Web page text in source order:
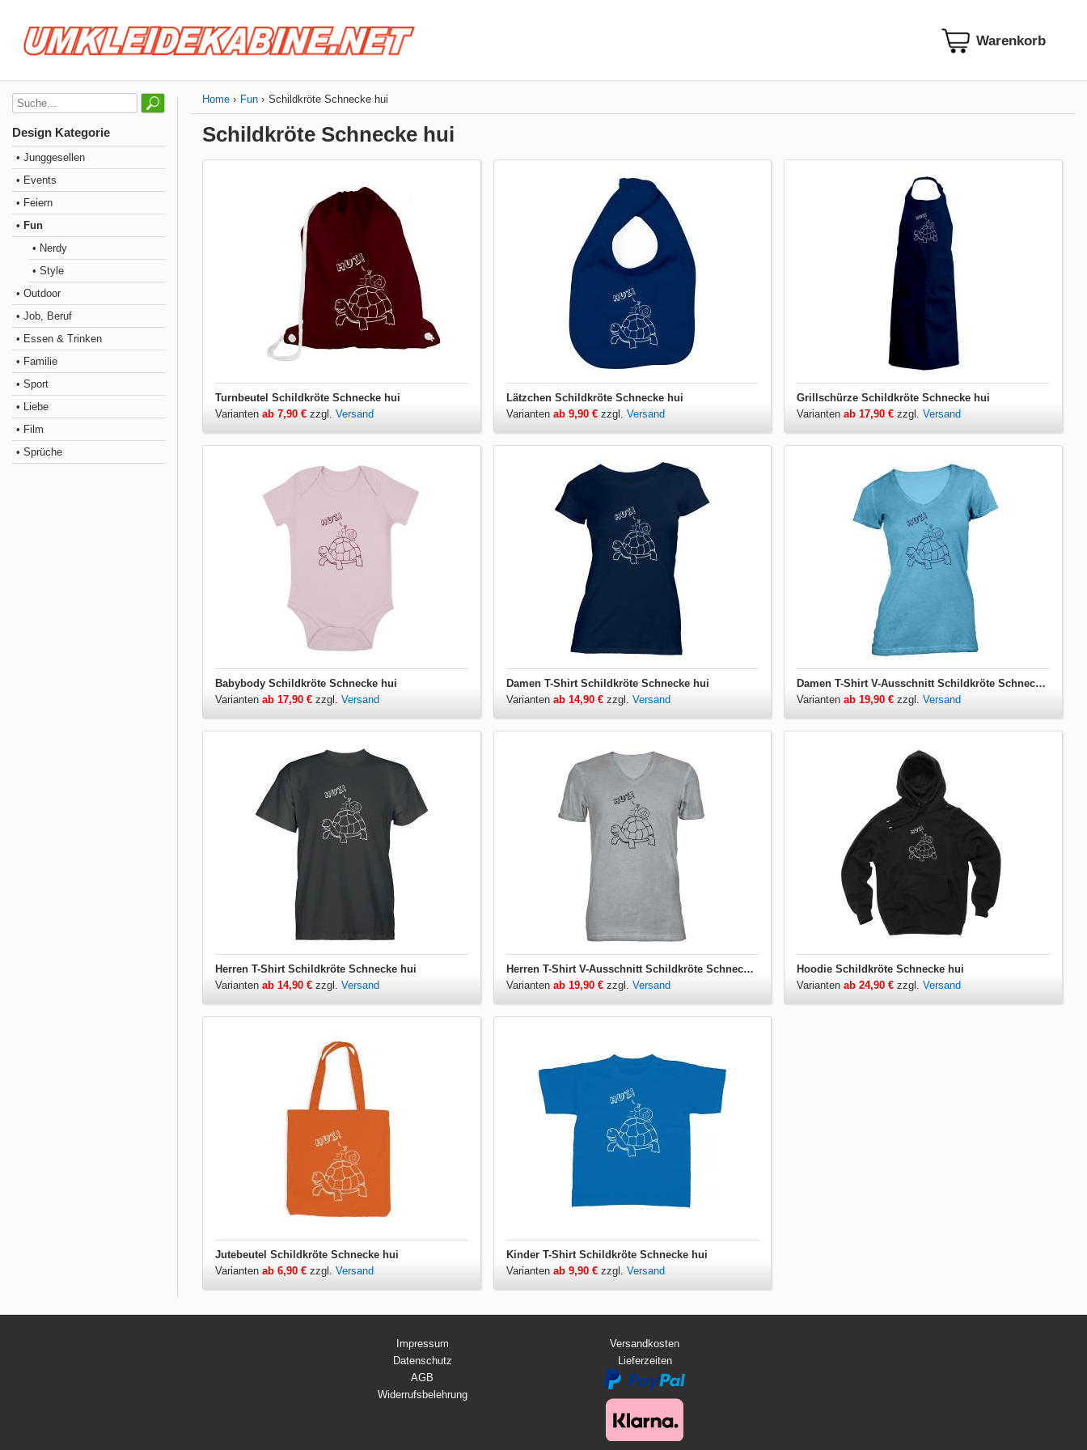
Design Kategorie
• Junggesellen
• Events
• Feiern
• Fun
• Nerdy
• Style
• Outdoor
• Job, Beruf
• Essen & Trinken
• Familie
• Sport
• Liebe
• Film
• Sprüche
Home Fun Schildkröte Schnecke hui
Schildkröte Schnecke hui
Turnbeutel Schildkröte Schnecke hui
Varianten ab 7,90 € zzgl. Versand
Lätzchen Schildkröte Schnecke hui
Varianten ab 9,90 €zzgl. Versand
Grillschürze Schildkröte Schnecke hui
Variantenab 17,90 € zzgl.Versand
Babybody Schildkröte Schnecke hui
Varianten ab 17,90 € zzgl. Versand
Damen T-Shirt Schildkröte Schnecke hui
Varianten ab 14,90 €zzgl. Versand
Damen T-Shirt V-Ausschnitt Schildkröte Schnecke hui
Variantenab 19,90 € zzgl.Versand
Herren T-Shirt Schildkröte Schnecke hui
Varianten ab 14,90 € zzgl. Versand
Herren T-Shirt V-Ausschnitt Schildkröte Schnecke hui
Varianten ab 19,90 €zzgl. Versand
Hoodie Schildkröte Schnecke hui
Variantenab 24,90 € zzgl.Versand
Jutebeutel Schildkröte Schnecke hui
Varianten ab 6,90 € zzgl. Versand
Kinder T-Shirt Schildkröte Schnecke hui
Varianten ab 9,90 €zzgl. Versand
Impressum
Datenschutz
AGB
Widerrufsbelehrung
Versandkosten
Lieferzeiten